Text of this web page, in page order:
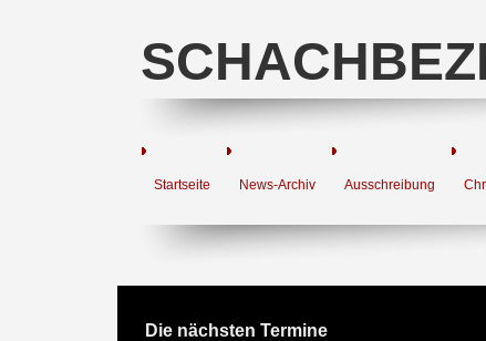
Startseite News-Archiv Ausschreibung
Die nächsten Termine